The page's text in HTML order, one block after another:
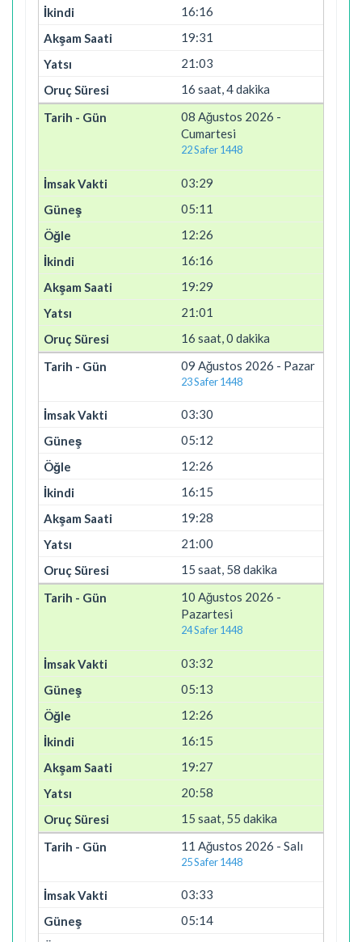
16:16
19:31
21:03
16 saat, 4 dakika
08 Ağustos 2026 -
Cumartesi
22 Safer 1448
03:29
05:11
12:26
16:16
19:29
21:01
16 saat, 0 dakika
09 Ağustos 2026 - Pazar
23 Safer 1448
03:30
05:12
12:26
16:15
19:28
21:00
15 saat, 58 dakika
10 Ağustos 2026 -
Pazartesi
24 Safer 1448
03:32
05:13
12:26
16:15
19:27
20:58
15 saat, 55 dakika
11 Ağustos 2026 - Salı
25 Safer 1448
03:33
05:14